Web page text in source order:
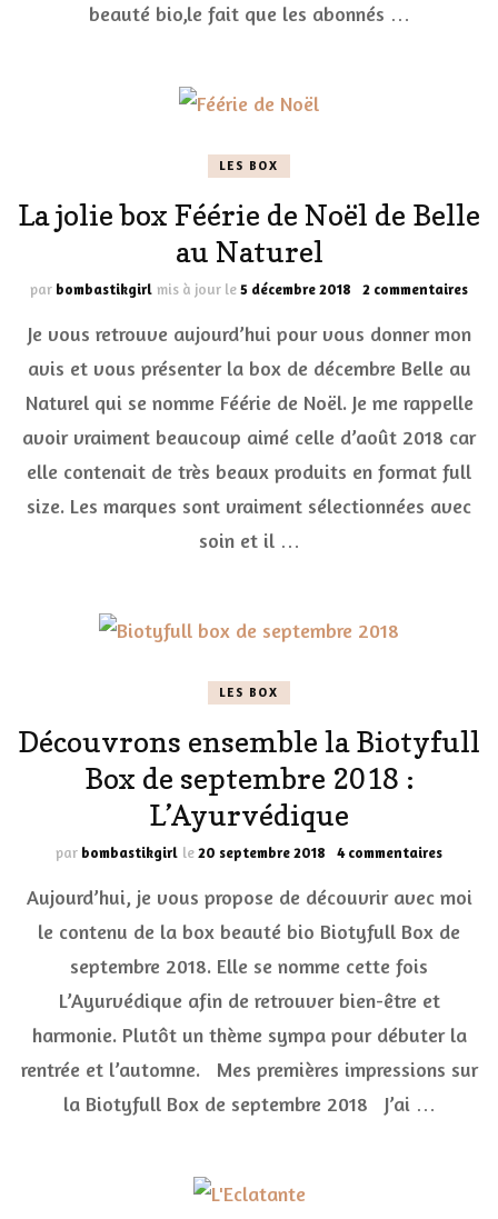
beauté bio,le fait que les abonnés …
LES BOX
La jolie box Féérie de Noël de Belle
au Naturel
par bombastikgirl mis à jour le5 décembre 2018 2 commentairessur
jolie
de
de
Je vous retrouve aujourd’hui pour vous donner mon
avis et vous présenter la box de décembre Belle au
Naturel qui se nomme Féérie de Noël. Je me rappelle
avoir vraiment beaucoup aimé celle d’août 2018 car
elle contenait de très beaux produits en format full
size. Les marques sont vraiment sélectionnées avec
soin et il …
LES BOX
Découvrons ensemble la Biotyfull
Box de septembre 2018 :
L’Ayurvédique
par bombastikgirl le20 septembre 2018 4 commentairessur
2018
Aujourd’hui, je vous propose de découvrir avec moi
le contenu de la box beauté bio Biotyfull Box de
septembre 2018. Elle se nomme cette fois
L’Ayurvédique afin de retrouver bien-être et
harmonie. Plutôt un thème sympa pour débuter la
rentrée et l’automne. Mes premières impressions sur
la Biotyfull Box de septembre 2018 J’ai …